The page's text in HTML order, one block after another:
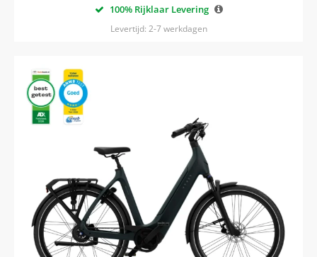
100% Rijklaar Levering
Levertijd: 2-7 werkdagen